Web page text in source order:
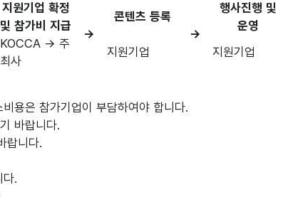
지원기업 확정
및 참가비 지급
→
콘텐츠 등록
→
행사진행 및
운영
KOCCA → 주
최사
지원기업 지원기업